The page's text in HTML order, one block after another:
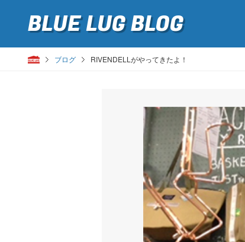
BLUE LUGBLOG
ブログ RIVENDELLがやってきたよ！